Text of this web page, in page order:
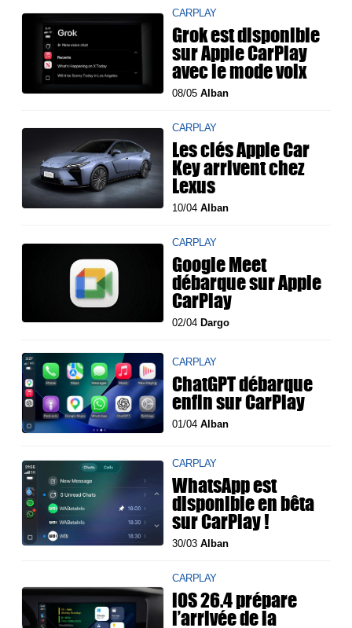
CARPLAY
Grok est disponible
sur Apple CarPlay
avec le mode voix
08/05Alban
CARPLAY
Les clés Apple Car
Key arrivent chez
Lexus
10/04Alban
CARPLAY
Google Meet
débarque sur Apple
CarPlay
02/04 Dargo
CARPLAY
ChatGPT débarque
enfin sur CarPlay
01/04Alban
CARPLAY
WhatsApp est
disponible en bêta
sur CarPlay !
30/03Alban
CARPLAY
iOS 26.4 prépare
l’arrivée de la